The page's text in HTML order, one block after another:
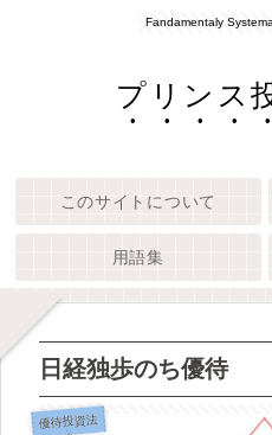
Fandamentaly
プリンス
このサイトについて
用語集
日経独歩のち優待
優待投資法